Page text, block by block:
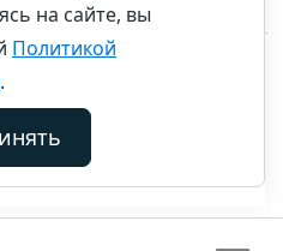
права защищены.
на сайте, вы
Политикой
.